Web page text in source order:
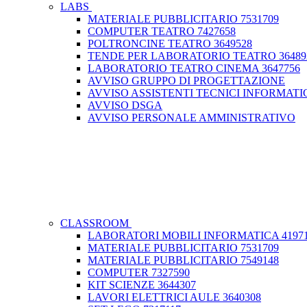
LABS
MATERIALE PUBBLICITARIO 7531709
COMPUTER TEATRO 7427658
POLTRONCINE TEATRO 3649528
TENDE PER LABORATORIO TEATRO
LABORATORIO TEATRO CINEMA 3647756
AVVISO GRUPPO DI PROGETTAZIONE
AVVISO ASSISTENTI TECNICI
AVVISO DSGA
AVVISO PERSONALE AMMINISTRATIVO
CLASSROOM
LABORATORI MOBILI INFORMATICA
MATERIALE PUBBLICITARIO 7531709
MATERIALE PUBBLICITARIO 7549148
COMPUTER 7327590
KIT SCIENZE 3644307
LAVORI ELETTRICI AULE 3640308